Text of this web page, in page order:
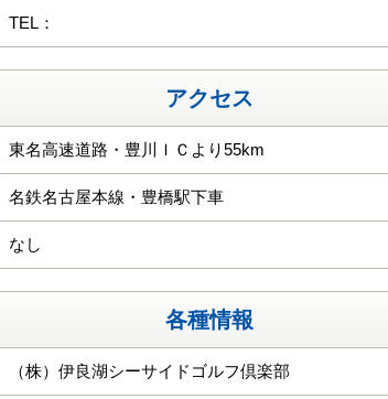
TEL：
アクセス
東名高速道路・豊川ＩＣより55km
名鉄名古屋本線・豊橋駅下車
なし
各種情報
（株）伊良湖シーサイドゴルフ倶楽部